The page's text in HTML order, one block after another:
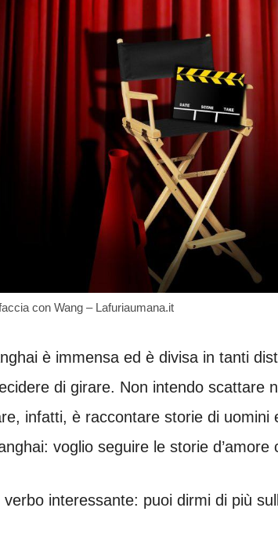
con Wang – Lafuriaumana.it
è immensa ed è divisa in tanti
di girare. Non intendo scattare
infatti, è raccontare storie di uomini
voglio seguire le storie d’amore
verbo interessante: puoi dirmi di più